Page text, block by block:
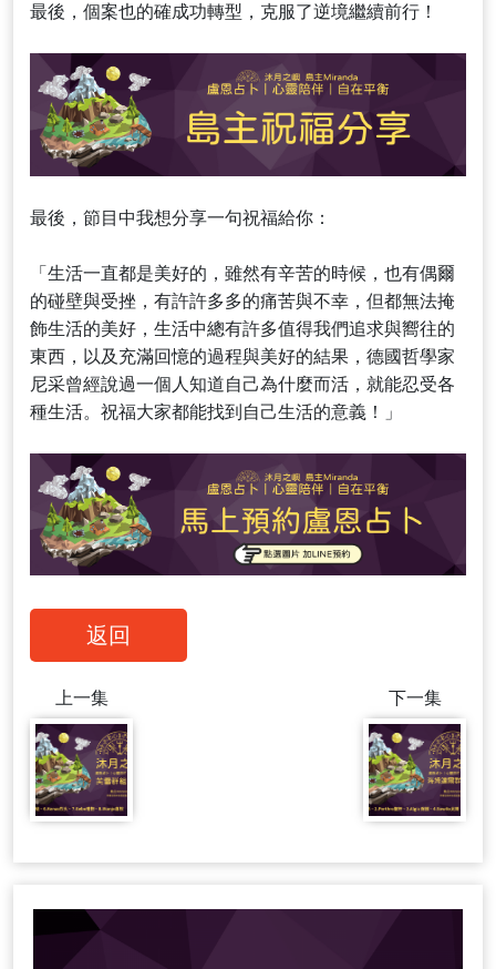
最後，個案也的確成功轉型，克服了逆境繼續前行！
最後，節目中我想分享一句祝福給你：
「生活一直都是美好的，雖然有辛苦的時候，也有偶爾
的碰壁與受挫，有許許多多的痛苦與不幸，但都無法掩
飾生活的美好，生活中總有許多值得我們追求與嚮往的
東西，以及充滿回憶的過程與美好的結果，德國哲學家
尼采曾經說過一個人知道自己為什麼而活，就能忍受各
種生活。祝福大家都能找到自己生活的意義！」
返回
上一集 下一集